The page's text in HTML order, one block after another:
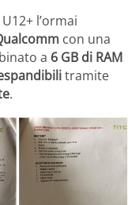
l’ormai
con una
a 6 GB di RAM
tramite
.